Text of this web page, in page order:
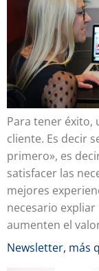
Para tener éxito,
cliente. Es decir
primero», es
satisfacer las
mejores
necesario
aumenten el
Newsletter, más